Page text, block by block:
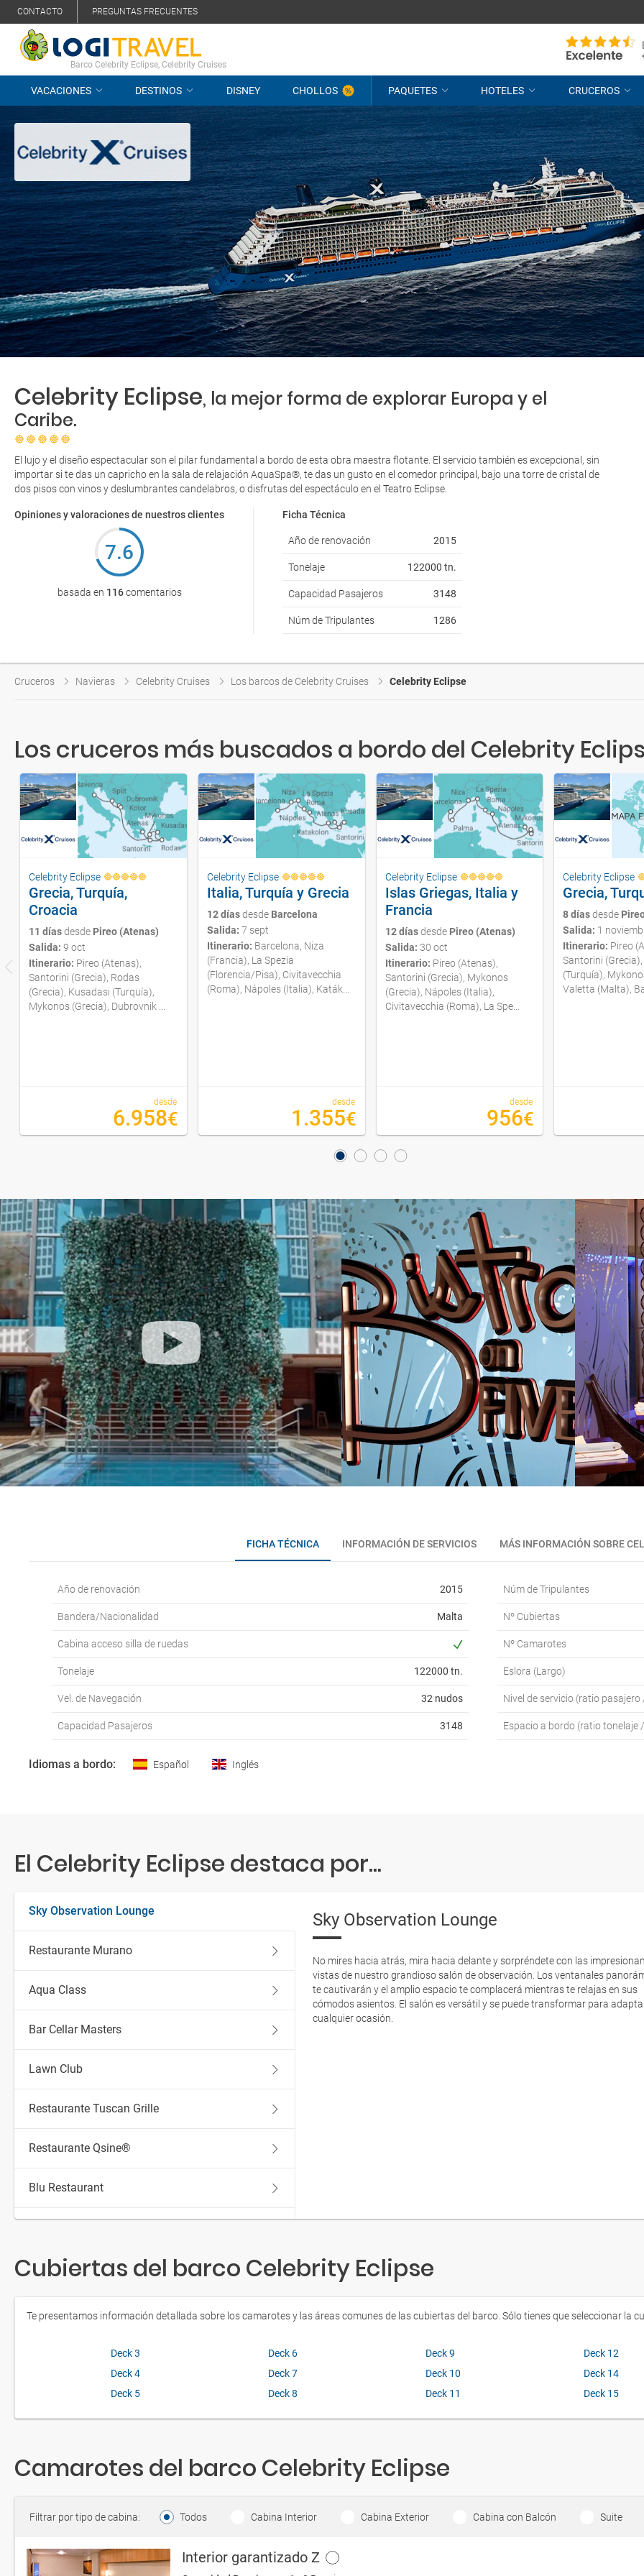
CONTACTO PREGUNTAS FRECUENTES
Barco Celebrity Eclipse, Celebrity Cruises
VACACIONES DESTINOS DISNEY CHOLLOS PAQUETES HOTELES CRUCEROS
Celebrity Eclipse, la mejor forma de explorar Europa y el
Caribe.
El lujo y el diseño espectacular son el pilar fundamental a bordo de esta obra maestra flotante. El servicio también es excepcional, sin
importar si te das un capricho en la sala de relajación AquaSpa®, te das un gusto en el comedor principal, bajo una torre de cristal de
dos pisos con vinos y deslumbrantes candelabros, o disfrutas del espectáculo en el Teatro Eclipse.
Opiniones y valoraciones de nuestros clientes
7.6
basada en 116comentarios
Ficha Técnica
Año de renovación 2015
Tonelaje 122000 tn.
Capacidad Pasajeros 3148
Núm de Tripulantes 1286
Cruceros Navieras Celebrity Cruises Los barcos de Celebrity Cruises Celebrity Eclipse
Los cruceros más buscados a bordo del Celebrity
Celebrity Eclipse
Grecia, Turquía,
Croacia
11 díasdesde Pireo (Atenas)
Salida: 9 oct
Itinerario: Pireo (Atenas),
Santorini (Grecia), Rodas
(Grecia), Kusadasi (Turquía),
Mykonos (Grecia), Dubrovnik ...
desde
6.958€
Celebrity Eclipse
Italia, Turquía y Grecia
12 díasdesde Barcelona
Salida: 7 sept
Itinerario: Barcelona, Niza
(Francia), La Spezia
(Florencia/Pisa), Civitavecchia
(Roma), Nápoles (Italia), Katák...
desde
1.355€
Celebrity Eclipse
Islas Griegas, Italia y
Francia
12 díasdesde Pireo (Atenas)
Salida: 30 oct
Itinerario: Pireo (Atenas),
Santorini (Grecia), Mykonos
(Grecia), Nápoles (Italia),
Civitavecchia (Roma), La Spe...
desde
956€
Celebrity Eclipse
Grecia,
8 díasdesde
Salida: 1
Itinerario: Pireo
Santorini
(Turquía),
Valetta (Malta),
FICHA TÉCNICA INFORMACIÓN DE SERVICIOS MÁS INFORMACIÓN SOBRE
Año de renovación 2015
Bandera/Nacionalidad Malta
Cabina acceso silla de ruedas
Tonelaje 122000 tn.
Vel. de Navegación 32 nudos
Capacidad Pasajeros 3148
Núm de Tripulantes
Nº Cubiertas
Nº Camarotes
Eslora (Largo)
Nivel de servicio (ratio
Espacio a bordo (ratio tonelaje
Idiomas a bordo: Español Inglés
El Celebrity Eclipse destaca por...
Sky Observation Lounge
Restaurante Murano
Aqua Class
Bar Cellar Masters
Lawn Club
Restaurante Tuscan Grille
Restaurante Qsine®
Blu Restaurant
Sky Observation Lounge
No mires hacia atrás, mira hacia delante y sorpréndete con las
vistas de nuestro grandioso salón de observación. Los ventanales
te cautivarán y el amplio espacio te complacerá mientras te relajas en sus
cómodos asientos. El salón es versátil y se puede transformar para
cualquier ocasión.
Cubiertas del barco Celebrity Eclipse
Te presentamos información detallada sobre los camarotes y las áreas comunes de las cubiertas del barco. Sólo tienes que seleccionar la
Deck 3
Deck 4
Deck 5
Deck 6
Deck 7
Deck 8
Deck 9
Deck 10
Deck 11
Deck 12
Deck 14
Deck 15
Camarotes del barco Celebrity Eclipse
Filtrar por tipo de cabina: Todos Cabina Interior Cabina Exterior Cabina con Balcón Suite
Interior garantizado Z